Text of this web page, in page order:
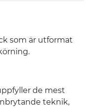
som är utformat
de mest
teknik,